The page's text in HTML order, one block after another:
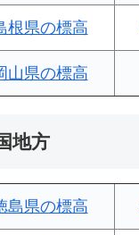
根県の標高
山県の標高
地方
島県の標高